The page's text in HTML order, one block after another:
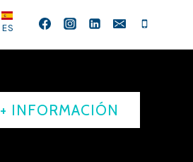
ES
+ INFORMACIÓN